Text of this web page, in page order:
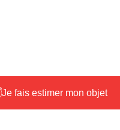
Je fais estimer mon objet